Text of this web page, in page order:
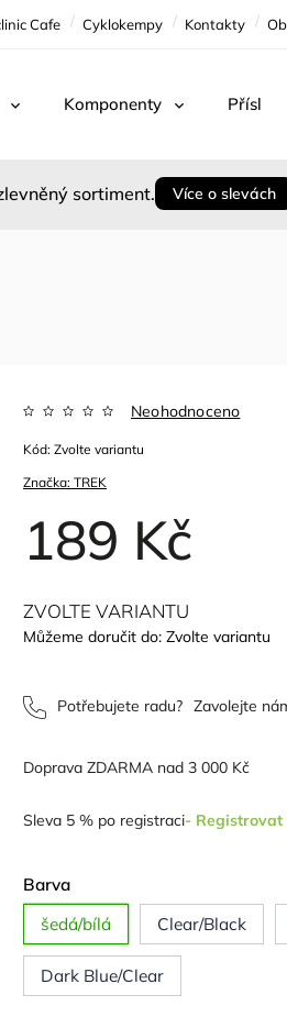
Cafe Cyklokempy Kontakty
Komponenty
sortiment. Více o slevách
Značka:TREK
Neohodnoceno
189 Kč
Kód: Zvolte variantu
Potřebujete radu? Zavolejte
Doprava ZDARMA nad 3 000 Kč
Sleva 5 % po registraci- Registrovat
Barva
šedá/bílá
Clear/Black
Dark Blue/Clear
ZVOLTE VARIANTU
Můžeme doručit do: Zvolte variantu